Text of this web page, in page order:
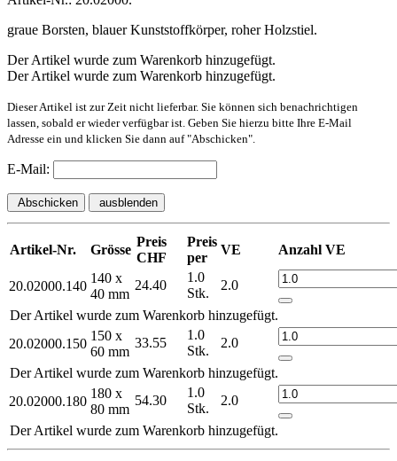
graue Borsten, blauer Kunststoffkörper, roher Holzstiel.
Der Artikel wurde zum Warenkorb hinzugefügt.
Der Artikel wurde zum Warenkorb hinzugefügt.
Dieser Artikel ist zur Zeit nicht lieferbar. Sie können sich benachrichtigen
lassen, sobald er wieder verfügbar ist. Geben Sie hierzu bitte Ihre E-Mail
Adresse ein und klicken Sie dann auf "Abschicken".
E-Mail:
Abschicken ausblenden
Artikel-Nr. Grösse
Preis
CHF
Preis
per
VE Anzahl VE
20.02000.140
140 x
40 mm
24.40
1.0
Stk.
2.0
Der Artikel wurde zum Warenkorb hinzugefügt.
20.02000.150
150 x
60 mm
33.55
1.0
Stk.
2.0
Der Artikel wurde zum Warenkorb hinzugefügt.
20.02000.180
180 x
80 mm
54.30
1.0
Stk.
2.0
Der Artikel wurde zum Warenkorb hinzugefügt.